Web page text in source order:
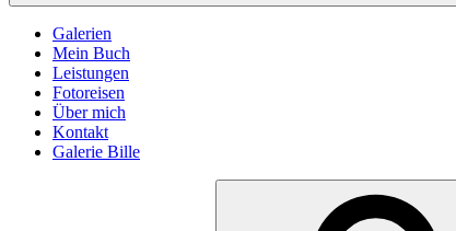
Galerien
Mein Buch
Leistungen
Fotoreisen
Über mich
Kontakt
Galerie Bille